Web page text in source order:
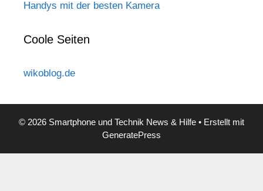
Handys mit der besten Kamera
Coole Seiten
wikoblog.de
© 2026 Smartphone und Technik News & Hilfe • Erstellt mit
GeneratePress